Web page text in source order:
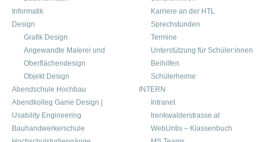
Informatik
Design
Grafik Design
Angewandte Malerei und
Oberflächendesign
Objekt Design
Abendschule Hochbau
Abendkolleg Game Design |
Usability Engineering
Bauhandwerkerschule
Karriere an der HTL
Sprechstunden
Termine
Unterstützung für Schüler:innen
Beihilfen
Schülerheime
INTERN
Intranet
trenkwalderstrasse.at
WebUntis – Klassenbuch